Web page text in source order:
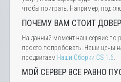
чтобы поиграть. Например,
ПОЧЕМУ ВАМ СТОИТ
На данный момент наш сервис по
просто попробовать. Наши цены
продвигаем Наши Сборки CS 1.6
МОЙ СЕРВЕР ВСЕ РАВНО